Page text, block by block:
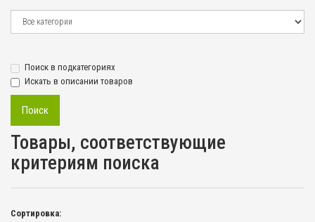
Поиск в подкатегориях
Искать в описании товаров
Товары, соответствующие
критериям поиска
Сортировка: